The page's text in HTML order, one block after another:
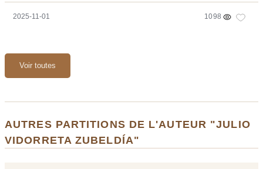
2025-11-01 1098
Voir toutes
AUTRES PARTITIONS DE L'AUTEUR "JULIO
VIDORRETA ZUBELDÍA"